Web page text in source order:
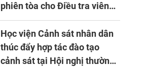
phiên tòa cho Điều tra viên
khóa 1 năm 2026
Học viện Cảnh sát nhân dân
thúc đẩy hợp tác đào tạo
cảnh sát tại Hội nghị thường